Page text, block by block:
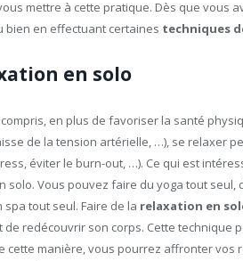
mettre à cette pratique. Dès que vous
bien en effectuant certaines techniques
en solo
compris, en plus de favoriser la santé
de la tension artérielle, …), se relaxer
éviter le burn-out, …). Ce qui est
solo. Vous pouvez faire du yoga tout
spa tout seul. Faire de la relaxation en
de redécouvrir son corps. Cette technique
cette manière, vous pourrez affronter